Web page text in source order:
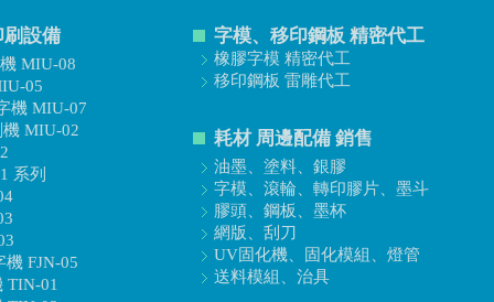
設備
MIU-08
05
機 MIU-07
MIU-02
系列
FJN-05
TIN-01
字模、移印鋼板 精密代工
橡膠字模 精密代工
移印鋼板 雷雕代工
耗材 周邊配備 銷售
油墨、塗料、銀膠
字模、滾輪、轉印膠片、墨斗
膠頭、鋼板、墨杯
網版、刮刀
UV固化機、固化模組、燈管
送料模組、治具